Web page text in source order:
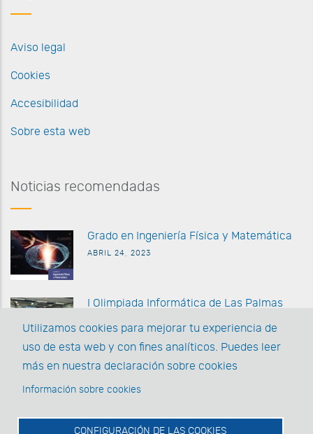
Aviso legal
Cookies
Accesibilidad
Sobre esta web
Noticias recomendadas
Grado en Ingeniería Física y Matemática
ABRIL 24, 2023
I Olimpiada Informática de Las Palmas
La EII posee la acreditación AUDIT y la
MARZO 1, 2022
Utilizamos cookies para mejorar tu experiencia de
uso de esta web y con fines analíticos. Puedes leer
más en nuestra declaración sobre cookies
Información sobre cookies
CONFIGURACIÓN DE LAS COOKIES